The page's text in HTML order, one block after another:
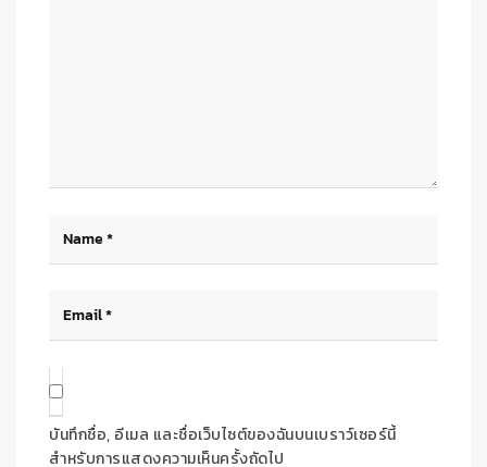
บันทึกชื่อ, อีเมล และชื่อเว็บไซต์ของฉันบนเบราว์เซอร์นี้
สำหรับการแสดงความเห็นครั้งถัดไป